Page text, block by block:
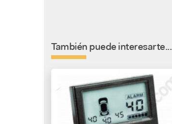
También puede interesarte...